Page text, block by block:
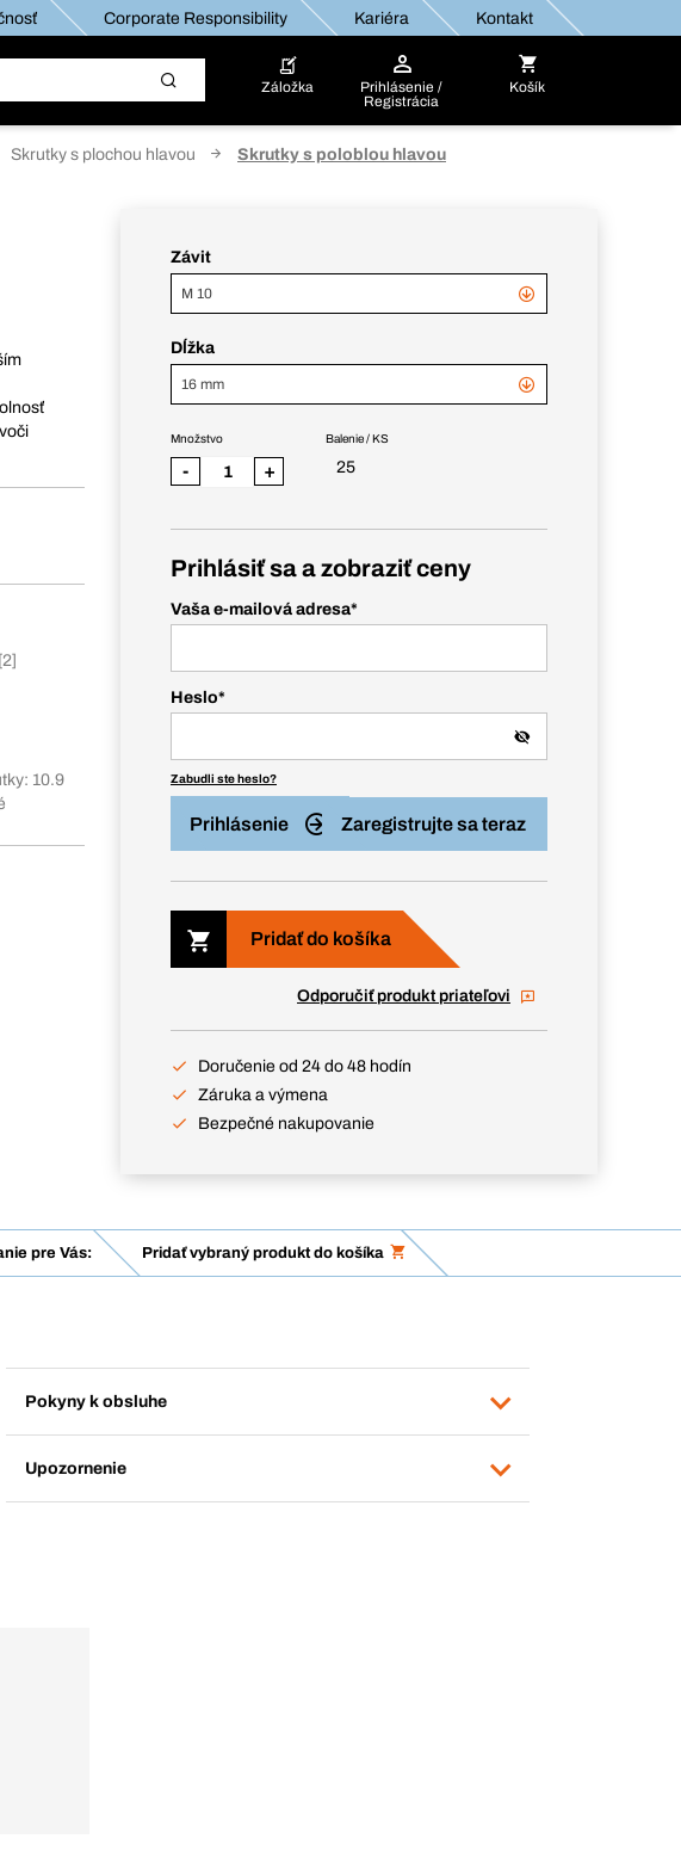
Corporate Responsibility Kariéra Kontakt
Záložka
Prihlásenie /
Registrácia
Košík
Skrutky s plochou hlavou Skrutky s poloblou hlavou
10.9
Závit
M 10
Dĺžka
16 mm
Balenie / KS
25
Množstvo
- +
Prihlásiť sa a zobraziť ceny
Vaša e-mailová adresa*
Heslo*
Zabudli ste heslo?
Prihlásenie Zaregistrujte sa teraz
Pridať do košíka
Odporučiť produkt priateľovi
Doručenie od 24 do 48 hodín
Záruka a výmena
Bezpečné nakupovanie
pre Vás: Pridať vybraný produkt do košíka
Pokyny k obsluhe
Upozornenie